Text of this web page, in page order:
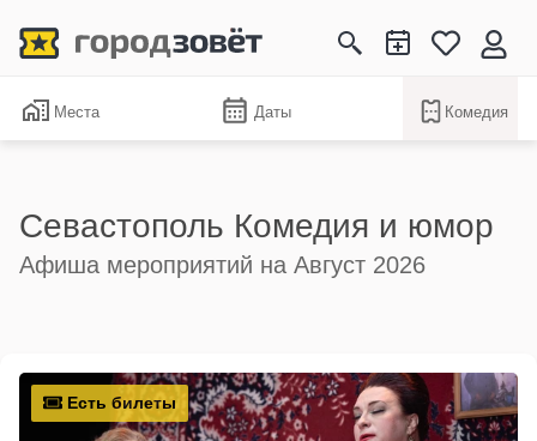
Места Даты Комедия
Севастополь Комедия и юмор
Афиша мероприятий на Август 2026
Есть билеты